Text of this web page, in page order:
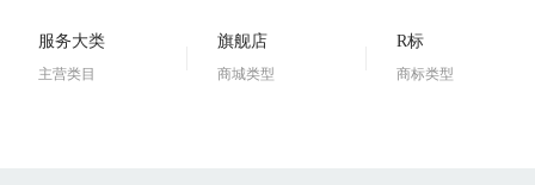
服务大类
主营类目
旗舰店
商城类型
R标
商标类型